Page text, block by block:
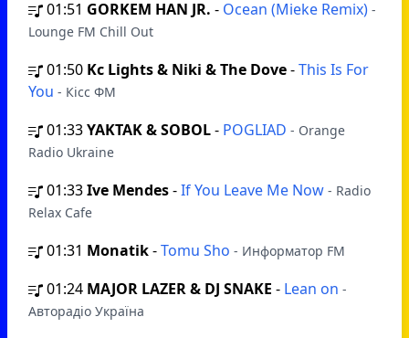
01:51 GORKEM HAN JR. - Ocean (Mieke Remix) -
Lounge FM Chill Out
01:50 Kc Lights & Niki & The Dove-This Is For
You - Кісс ФМ
01:33YAKTAK & SOBOL- POGLIAD - Orange
Radio Ukraine
01:33Ive Mendes-If You Leave Me Now - Radio
Relax Cafe
01:31 Monatik-Tomu Sho - Информатор FM
01:24 MAJOR LAZER & DJ SNAKE - Lean on -
Авторадіо Україна